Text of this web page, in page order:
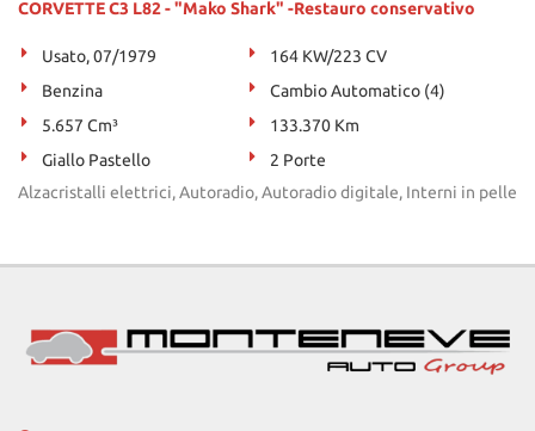
CORVETTE C3 L82 - "Mako Shark" -Restauro conservativo
Usato, 07/1979
164 KW/223 CV
Benzina
Cambio Automatico (4)
5.657 Cm³
133.370 Km
Giallo Pastello
2 Porte
Alzacristalli elettrici, Autoradio, Autoradio digitale, Interni in pelle
Salva
impostazioni